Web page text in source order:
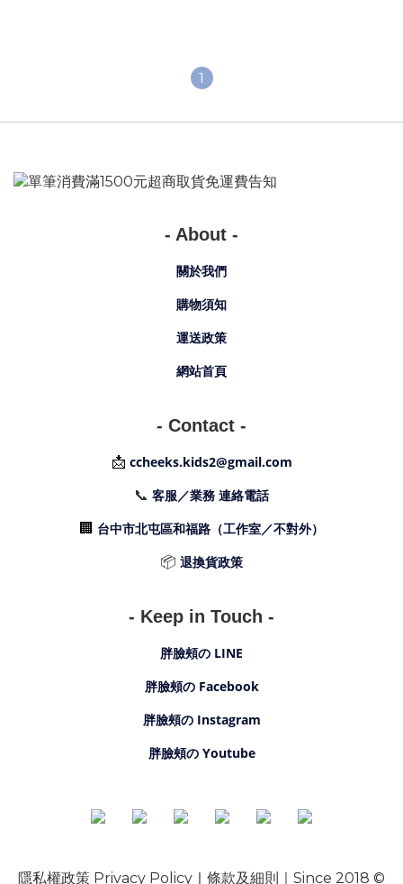
1
- About -
關於我們
購物須知
運送政策
網站首頁
- Contact -
📩 ccheeks.kids2@gmail.com
📞 客服／業務 連絡電話
🏢 台中市北屯區和福路（工作室／不對外）
📦 退換貨政策
- Keep in Touch -
胖臉頰の LINE
胖臉頰の Facebook
胖臉頰の Instagram
胖臉頰の Youtube
隱私權政策 Privacy Policy ｜ 條款及細則 ｜Since 2018 ©